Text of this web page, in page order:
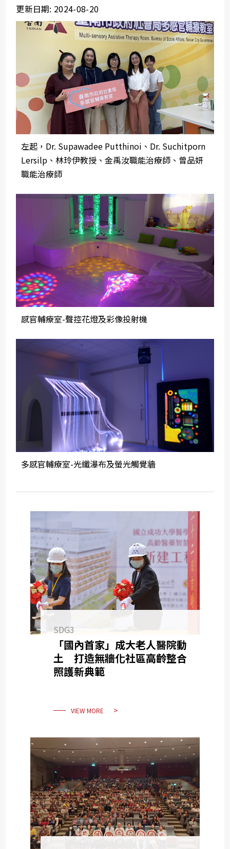
更新日期: 2024-08-20
左起，Dr. Supawadee Putthinoi、Dr. Suchitporn
Lersilp、林玲伊教授、金禹汝職能治療師、曾品妍
職能治療師
感官輔療室-聲控花燈及彩像投射機
多感官輔療室-光纖瀑布及螢光觸覺牆
SDG3
「國內首家」成大老人醫院動
土 打造無牆化社區高齡整合
照護新典範
VIEW MORE